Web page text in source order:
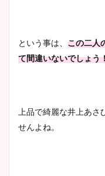
という事は、 この二人
て間違いないでしょう
上品で綺麗な井上あさ
せんよね。